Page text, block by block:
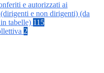
e autorizzati ai
e non dirigenti) (da
tabelle) 115
2